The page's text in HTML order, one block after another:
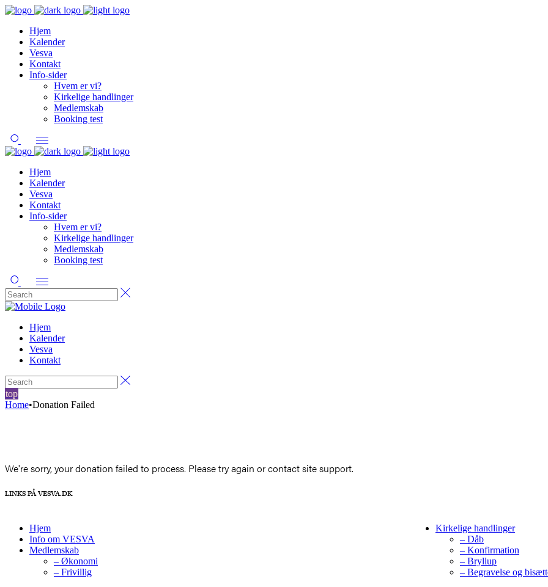
Hjem
Kalender
Vesva
Kontakt
Info-sider
Hvem er vi?
Kirkelige handlinger
Medlemskab
Booking test
Hjem
Kalender
Vesva
Kontakt
Info-sider
Hvem er vi?
Kirkelige handlinger
Medlemskab
Booking test
Hjem
Kalender
Vesva
Kontakt
top
Home•Donation Failed
We're sorry, your donation failed to process. Please try again or contact site support.
LINKS PÅ VESVA.DK
Hjem
Info om VESVA
Medlemskab
– Økonomi
– Frivillig
Kirkelige handlinger
– Dåb
– Konfirmation
– Bryllup
– Begravelse og